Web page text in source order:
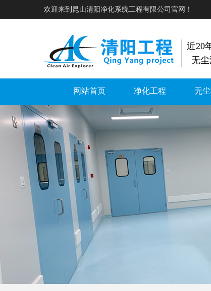
欢迎来到昆山清阳净化系统工程有限公司官网！
近20
无
网站首页 净化工程 无